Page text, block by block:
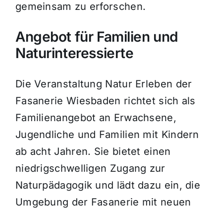
gemeinsam zu erforschen.
Angebot für Familien und
Naturinteressierte
Die Veranstaltung Natur Erleben der
Fasanerie Wiesbaden richtet sich als
Familienangebot an Erwachsene,
Jugendliche und Familien mit Kindern
ab acht Jahren. Sie bietet einen
niedrigschwelligen Zugang zur
Naturpädagogik und lädt dazu ein, die
Umgebung der Fasanerie mit neuen